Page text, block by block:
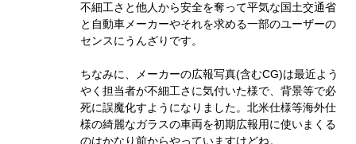
不細工さと他人から安全を奪って平気な国土交通省
と自動車メーカーやそれを求める一部のユーザーの
センスにうんざりです。
ちなみに、メーカーの広報写真(含むCG)は最近よう
やく担当者が不細工さに気付いた様で、背景等で必
死に誤魔化すようになりました。北米仕様等海外仕
様の綺麗なガラスの車両を初期広報用に使いまくる
のはかなり前からやっていますけどね。